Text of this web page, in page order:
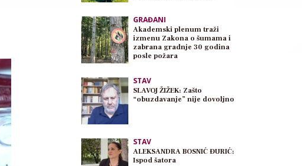
GRAĐANI
Akademski plenum traži
izmenu Zakona o šumama i
zabrana gradnje 30 godina
posle požara
STAV
SLAVOJ ŽIŽEK: Zašto
“obuzdavanje” nije dovoljno
STAV
ALEKSANDRA BOSNIĆ ĐURIĆ:
Ispod šatora